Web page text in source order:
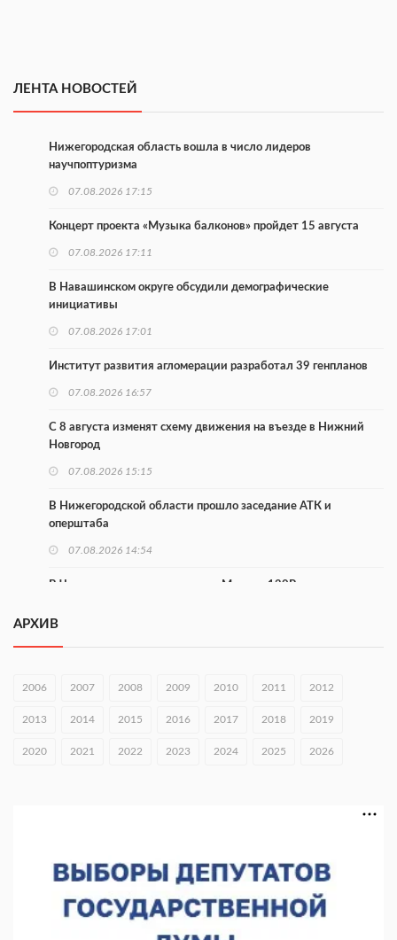
ЛЕНТА НОВОСТЕЙ
Нижегородская область вошла в число лидеров
научпоптуризма
07.08.2026 17:15
Концерт проекта «Музыка балконов» пройдет 15 августа
07.08.2026 17:11
В Навашинском округе обсудили демографические
инициативы
07.08.2026 17:01
Институт развития агломерации разработал 39 генпланов
07.08.2026 16:57
С 8 августа изменят схему движения на въезде в Нижний
Новгород
07.08.2026 15:15
В Нижегородской области прошло заседание АТК и
оперштаба
07.08.2026 14:54
В Чкаловске спустили на воду «Метеор-120Р»
В Нижегородской области выбрали лучшего лесного
07.08.2026 13:48
В Нижнем Новгороде отметили 70-летие Дня строителя
07.08.2026 13:15
В Нижнем Новгороде прошло совещание Росгвардии
АРХИВ
2006 2007 2008 2009 2010 2011 2012
2013 2014 2015 2016 2017 2018 2019
2020 2021 2022 2023 2024 2025 2026